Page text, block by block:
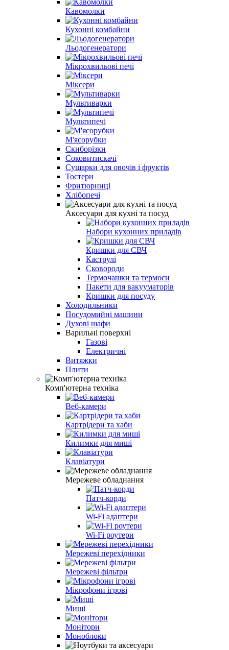
Кавомолки
Кухонні комбайни
Льодогенератори
Мікрохвильові печі
Міксери
Мультиварки
Мультипечі
М'ясорубки
Скиборізки
Соковитискачі
Сушарки для овочів і фруктів
Тостери
Фритюрниці
Хлібопечі
Аксесуари для кухні та посуд
Набори кухонних приладів
Кришки для СВЧ
Каструлі
Сковороди
Термочашки та термоси
Пакети для вакууматорів
Кришки для посуду
Холодильники
Посудомийні машини
Духові шафи
Варильні поверхні
Газові
Електричні
Витяжки
Плити
Комп'ютерна техніка
Веб-камери
Картрідери та хаби
Килимки для миші
Клавіатури
Мережеве обладнання
Патч-корди
Wi-Fi адаптери
Wi-Fi роутери
Мережеві перехідники
Мережеві фільтри
Мікрофони ігрові
Миші
Монітори
Моноблоки